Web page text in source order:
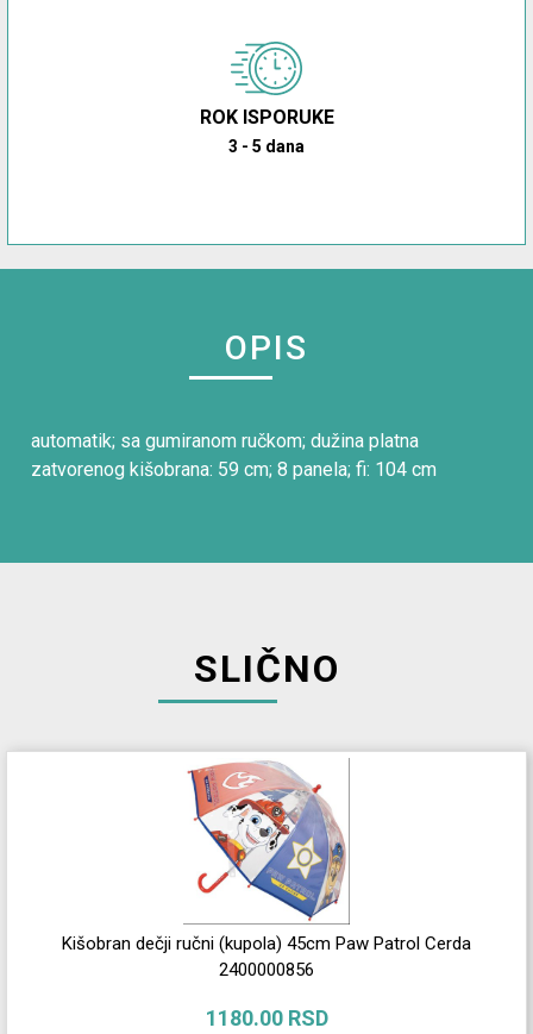
ROK ISPORUKE
3 - 5 dana
OPIS
automatik; sa gumiranom ručkom; dužina platna
zatvorenog kišobrana: 59 cm; 8 panela; fi: 104 cm
SLIČNO
Kišobran dečji ručni (kupola) 45cm Paw Patrol Cerda
2400000856
1180.00 RSD